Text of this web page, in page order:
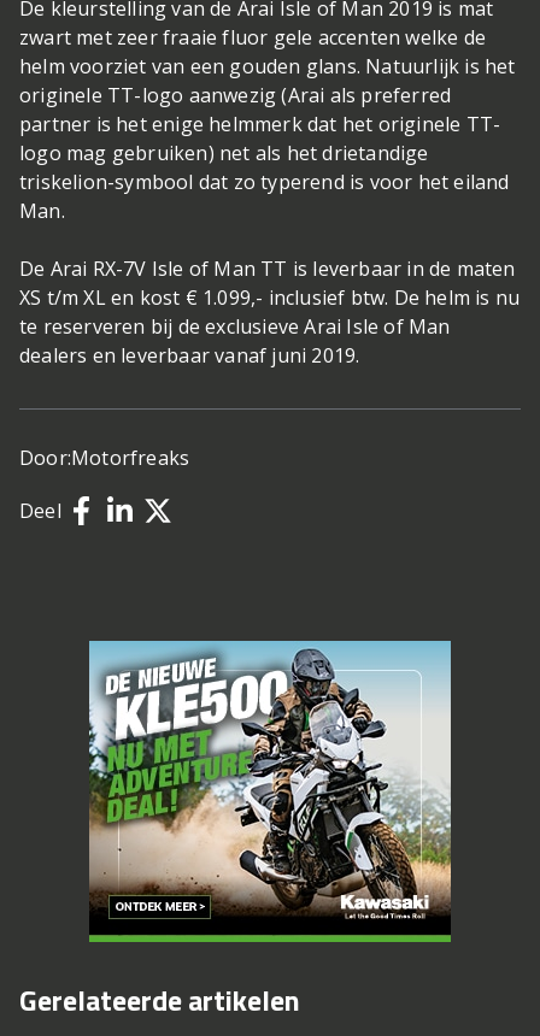
De kleurstelling van de Arai Isle of Man 2019 is mat
zwart met zeer fraaie fluor gele accenten welke de
helm voorziet van een gouden glans. Natuurlijk is het
originele TT-logo aanwezig (Arai als preferred
partner is het enige helmmerk dat het originele TT-
logo mag gebruiken) net als het drietandige
triskelion-symbool dat zo typerend is voor het eiland
Man.
De Arai RX-7V Isle of Man TT is leverbaar in de maten
XS t/m XL en kost € 1.099,- inclusief btw. De helm is nu
te reserveren bij de exclusieve Arai Isle of Man
dealers en leverbaar vanaf juni 2019.
Door:Motorfreaks
Deel
Gerelateerde artikelen